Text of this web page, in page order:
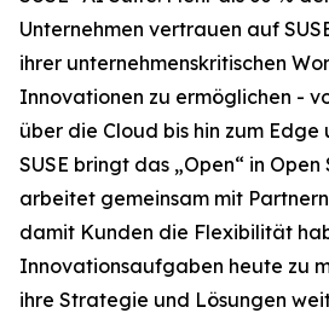
Unternehmen vertrauen auf
ihrer unternehmenskritischen
Innovationen zu ermöglichen -
über die Cloud bis hin zum
SUSE bringt das „Open“ in
arbeitet gemeinsam mit
damit Kunden die Flexibilität
Innovationsaufgaben heute zu
ihre Strategie und Lösungen